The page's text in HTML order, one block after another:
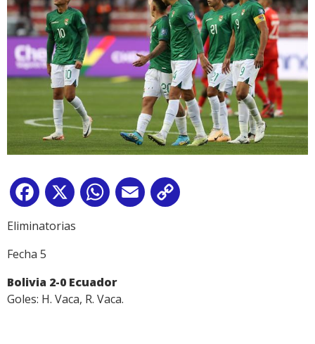
Facebook
X WhatsApp
Email
Eliminatorias
Fecha 5
Bolivia 2-0 Ecuador
Goles: H. Vaca, R. Vaca.